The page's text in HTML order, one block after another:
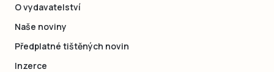
O vydavatelství
Naše noviny
Předplatné tištěných novin
Inzerce